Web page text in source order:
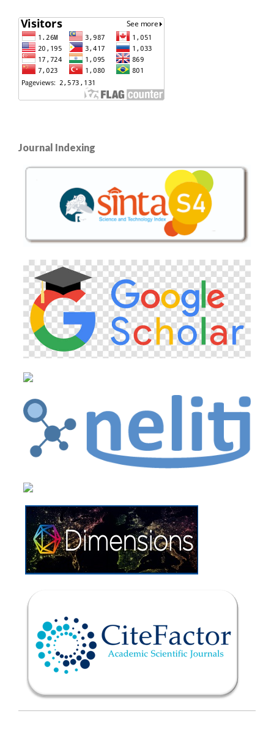
Journal Indexing